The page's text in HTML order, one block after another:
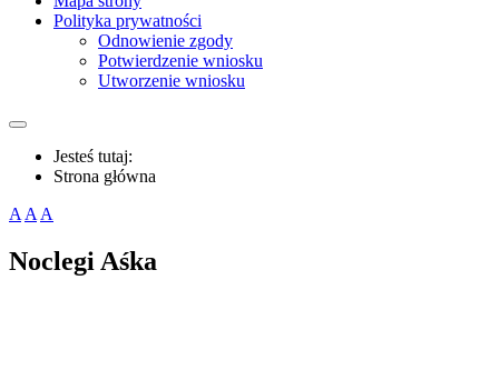
Polityka prywatności
Odnowienie zgody
Potwierdzenie wniosku
Utworzenie wniosku
Jesteś tutaj:
Strona główna
A A A
Noclegi Aśka